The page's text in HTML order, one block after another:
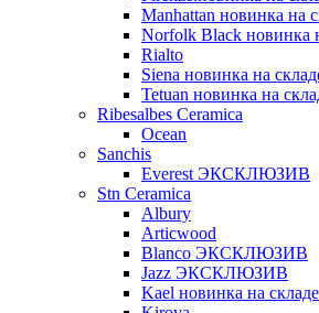
Manhattan новинка на
Norfolk Black новинка
Rialto
Siena новинка на
Tetuan новинка на
Ribesalbes Ceramica
Ocean
Sanchis
Everest ЭКСКЛЮЗИВ
Stn Ceramica
Albury
Articwood
Blanco ЭКСКЛЮЗИВ
Jazz ЭКСКЛЮЗИВ
Kael новинка на складе